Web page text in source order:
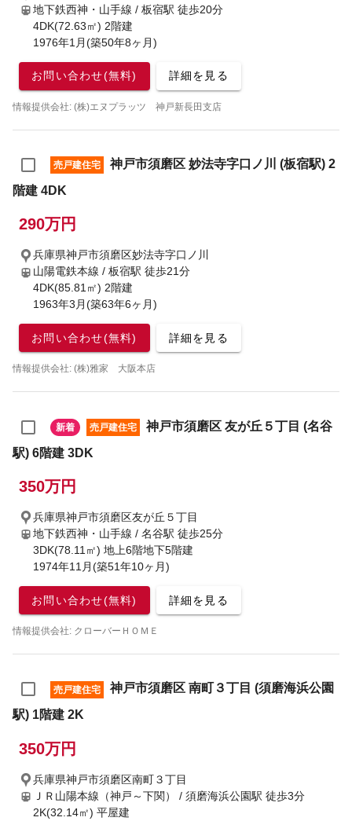
地下鉄西神・山手線 / 板宿駅 徒歩20分
4DK(72.63㎡) 2階建
1976年1月(築50年8ヶ月)
お問い合わせ(無料) 詳細を見る
情報提供会社: (株)エヌプラッツ 神戸新長田支店
売戸建住宅
神戸市須磨区 妙法寺字口ノ川 (板宿駅) 2
階建 4DK
290万円
兵庫県神戸市須磨区妙法寺字口ノ川
山陽電鉄本線 / 板宿駅 徒歩21分
4DK(85.81㎡) 2階建
1963年3月(築63年6ヶ月)
お問い合わせ(無料) 詳細を見る
情報提供会社: (株)雅家 大阪本店
新着 売戸建住宅
神戸市須磨区 友が丘５丁目 (名谷
駅) 6階建 3DK
350万円
兵庫県神戸市須磨区友が丘５丁目
地下鉄西神・山手線 / 名谷駅 徒歩25分
3DK(78.11㎡) 地上6階地下5階建
1974年11月(築51年10ヶ月)
お問い合わせ(無料) 詳細を見る
情報提供会社: クローバーＨＯＭＥ
売戸建住宅
神戸市須磨区 南町３丁目 (須磨海浜公園
駅) 1階建 2K
350万円
兵庫県神戸市須磨区南町３丁目
ＪＲ山陽本線（神戸～下関） / 須磨海浜公園駅 徒歩3分
2K(32.14㎡) 平屋建